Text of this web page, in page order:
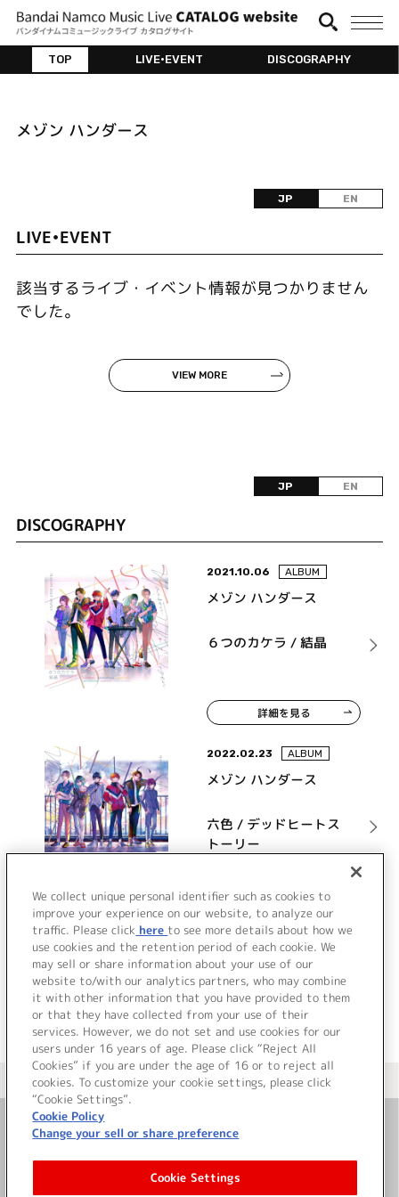
TOP LIVE•EVENT DISCOGRAPHY
メゾン ハンダース
JP EN
LIVE•EVENT
該当するライブ・イベント情報が見つかりません
でした。
VIEW MORE
JP EN
DISCOGRAPHY
2021.10.06 ALBUM
メゾン ハンダース
６つのカケラ / 結晶
詳細を見る
2022.02.23 ALBUM
メゾン ハンダース
六色 / デッドヒートス
トーリー
詳細を見る
VIEW MORE
＜ カタログサイト トップページへ
お問い合わせ
サイト利用について
We collect unique personal identifier such as cookies to
improve your experience on our website, to analyze our
traffic. Please click here to see more details about how we
use cookies and the retention period of each cookie. We
may sell or share information about your use of our
website to/with our analytics partners, who may combine
it with other information that you have provided to them
or that they have collected from your use of their
services. However, we do not set and use cookies for our
users under 16 years of age. Please click “Reject All
Cookies” if you are under the age of 16 or to reject all
cookies. To customize your cookie settings, please click
“Cookie Settings”.
Cookie Policy
Change your sell or share preference
Cookie Settings